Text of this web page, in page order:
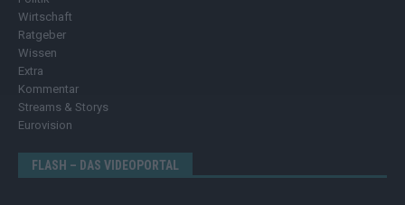
Wirtschaft
Ratgeber
Wissen
Extra
Kommentar
Streams & Storys
Eurovision
FLASH – DAS VIDEOPORTAL